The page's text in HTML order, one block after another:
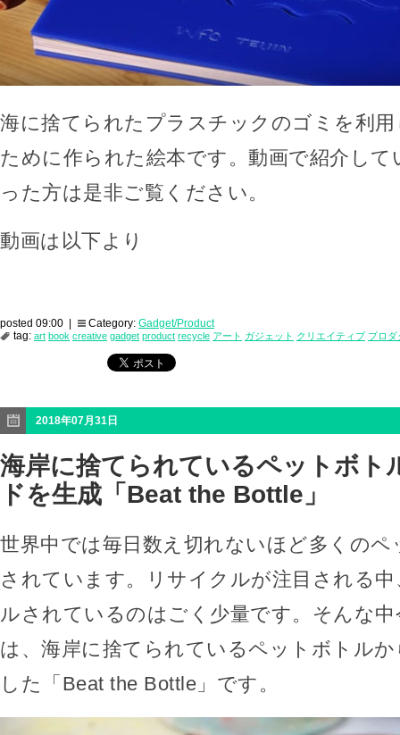
海に捨てられたプラスチックのゴミを利
ために作られた絵本です。動画で紹介し
った方は是非ご覧ください。
動画は以下より
posted 09:00 | Category: Gadget/Product
tag: art book creative gadget product recycle アート ガジェット クリエイティブ プロダ
2018年07月31日
海岸に捨てられているペットボト
ドを生成「Beat the Bottle」
世界中では毎日数え切れないほど多くの
されています。リサイクルが注目される
ルされているのはごく少量です。そんな
は、海岸に捨てられているペットボトル
した「Beat the Bottle」です。